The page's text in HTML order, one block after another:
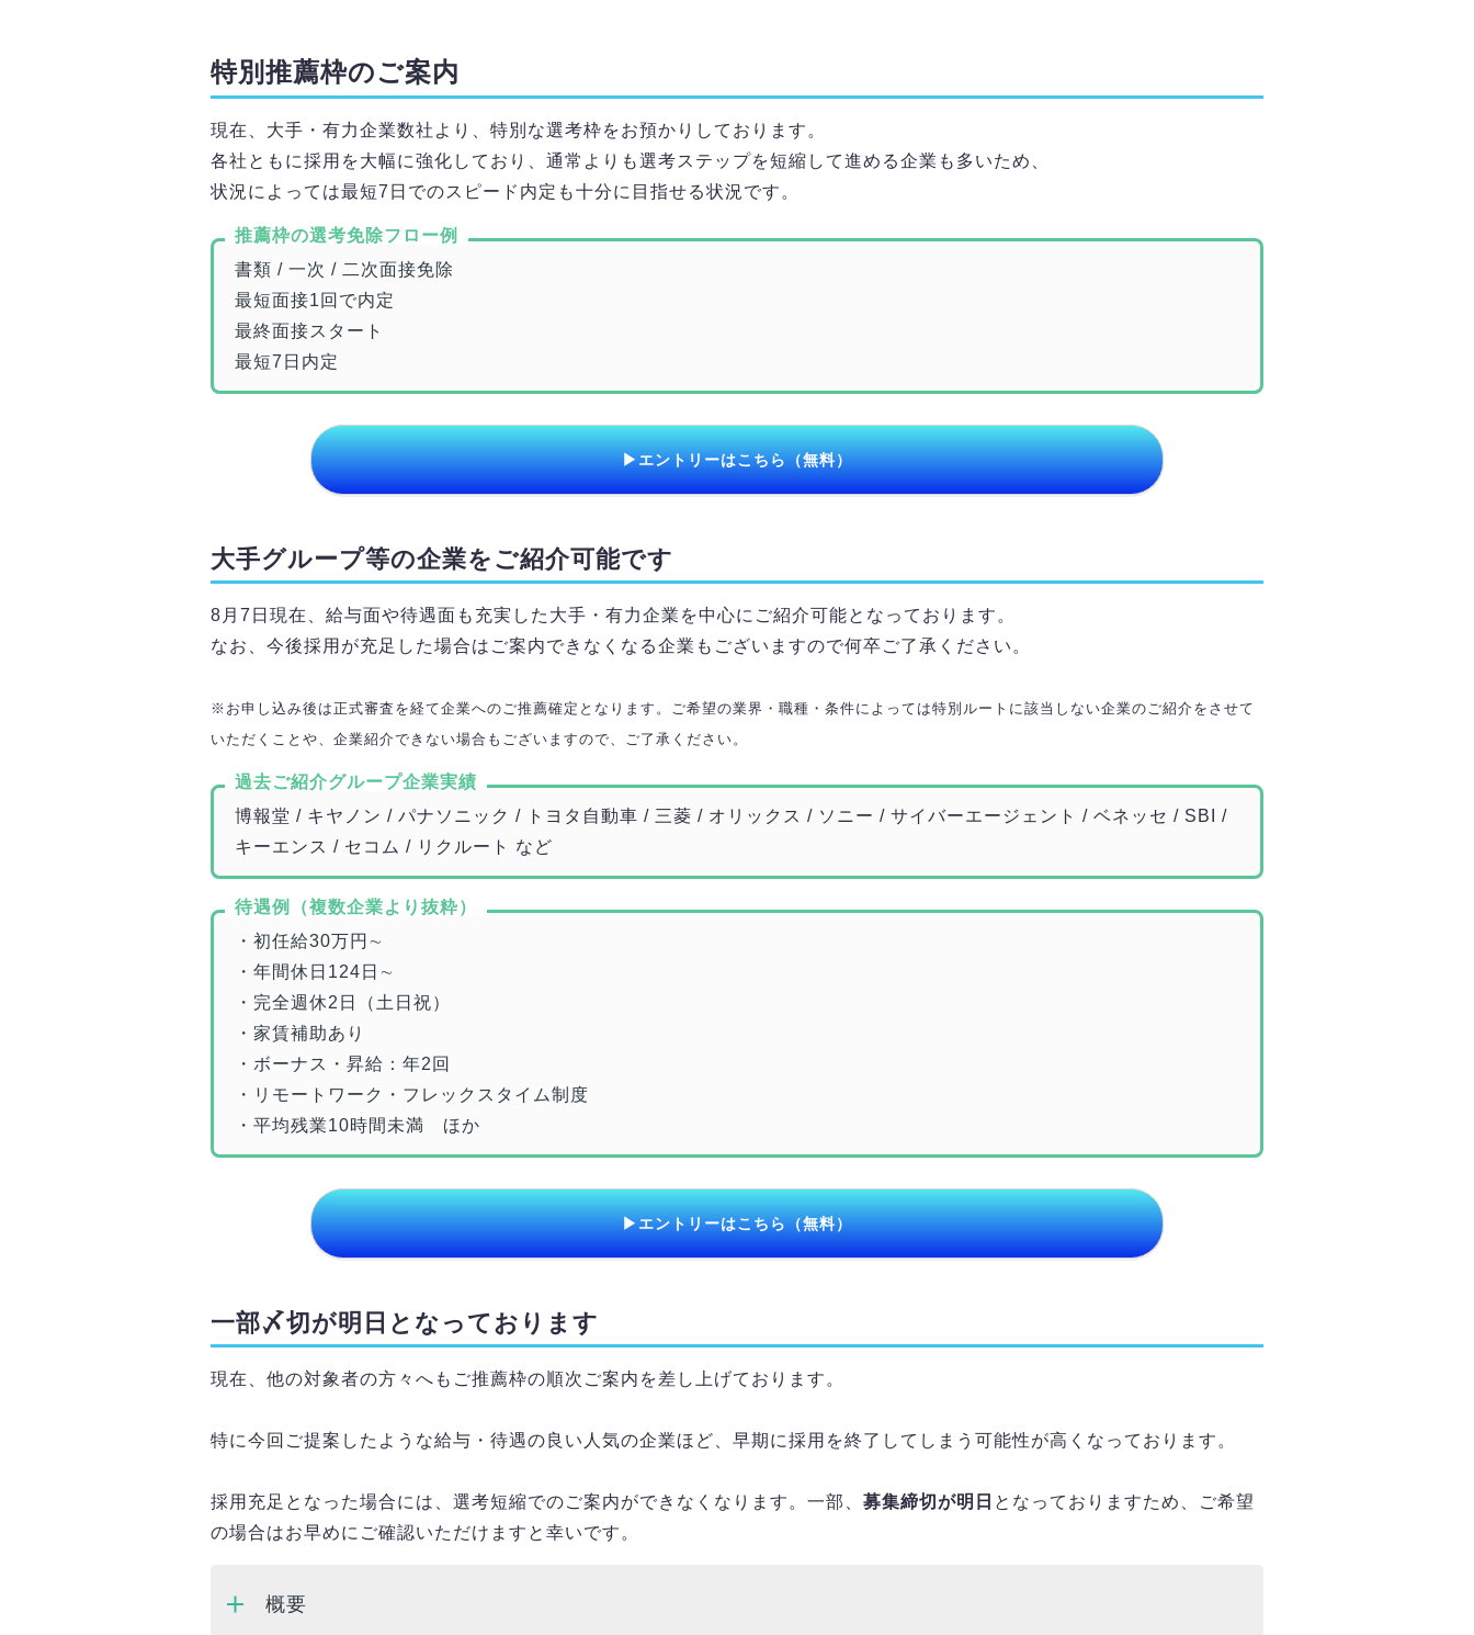
特別推薦枠のご案内
現在、大手・有力企業数社より、特別な選考枠をお預かりしております。
各社ともに採用を大幅に強化しており、通常よりも選考ステップを短縮して進める企業も多いため、
状況によっては最短7日でのスピード内定も十分に目指せる状況です。
推薦枠の選考免除フロー例
書類 / 一次 / 二次面接免除
最短面接1回で内定
最終面接スタート
最短7日内定
▶エントリーはこちら（無料）
大手グループ等の企業をご紹介可能です
8月7日 現在、給与面や待遇面も充実した大手・有力企業を中心にご紹介可能となっております。
なお、今後採用が充足した場合はご案内できなくなる企業もございますので何卒ご了承ください。
※お申し込み後は正式審査を経て企業へのご推薦確定となります。ご希望の業界・職種・条件によっては特別ルートに該当しない企業のご紹介をさせて
いただくことや、企業紹介できない場合もございますので、ご了承ください。
過去ご紹介グループ企業実績
博報堂 / キヤノン / パナソニック / トヨタ自動車 / 三菱 / オリックス / ソニー / サイバーエージェント / ベネッセ / SBI /
キーエンス / セコム / リクルート など
待遇例（複数企業より抜粋）
・初任給30万円∼
・年間休日124日∼
・完全週休2日（土日祝）
・家賃補助あり
・ボーナス・昇給：年2回
・リモートワーク・フレックスタイム制度
・平均残業10時間未満 ほか
▶エントリーはこちら（無料）
一部〆切が明日となっております
現在、他の対象者の方々へもご推薦枠の順次ご案内を差し上げております。
特に今回ご提案したような給与・待遇の良い人気の企業ほど、早期に採用を終了してしまう可能性が高くなっております。
採用充足となった場合には、選考短縮でのご案内ができなくなります。一部、 募集締切が明日 となっておりますため、ご希望
の場合はお早めにご確認いただけますと幸いです。
概要